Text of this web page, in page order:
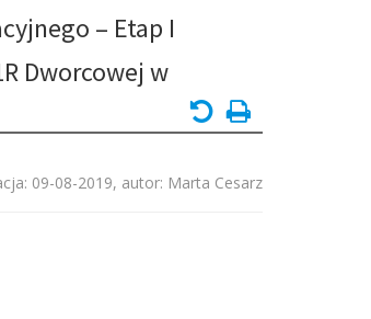
– Etap I
Dworcowej w
09-08-2019, autor: Marta Cesarz